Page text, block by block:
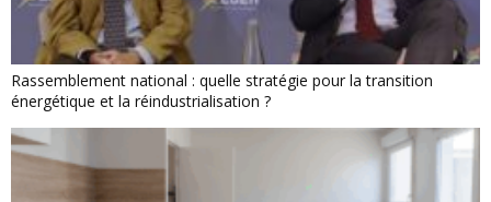
Rassemblement national : quelle stratégie pour la transition
énergétique et la réindustrialisation ?